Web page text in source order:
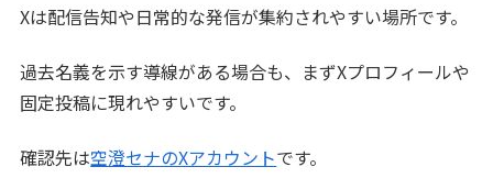
Xは配信告知や日常的な発信が集約されやすい場所です。
過去名義を示す導線がある場合も、まずXプロフィールや
固定投稿に現れやすいです。
確認先は空澄セナのXアカウントです。